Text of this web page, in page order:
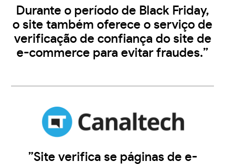
Durante o período de Black Friday,
o site também oferece o serviço de
verificação de confiança do site de
e-commerce para evitar fraudes.”
”Site verifica se páginas de e-